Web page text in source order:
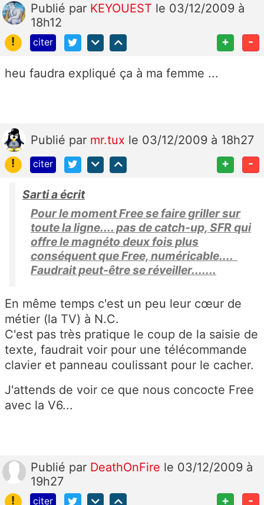
Publié par KEYOUEST le 03/12/2009 à
18h12
!
citer + -
heu faudra expliqué ça à ma femme ...
Publié par mr.tux le 03/12/2009 à 18h27
!
citer + -
Sarti a écrit
Pour le moment Free se faire griller sur
toute la ligne.... pas de catch-up, SFR qui
offre le magnéto deux fois plus
conséquent que Free, numéricable....
Faudrait peut-être se réveiller.......
En même temps c'est un peu leur cœur de
métier (la TV) à N.C.
C'est pas très pratique le coup de la saisie de
texte, faudrait voir pour une télécommande
clavier et panneau coulissant pour le cacher.
J'attends de voir ce que nous concocte Free
avec la V6...
Publié par DeathOnFire le 03/12/2009 à
19h27
!
citer + -